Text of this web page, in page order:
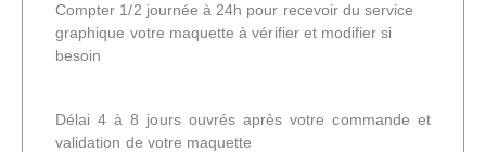
Compter 1/2 journée à 24h pour recevoir du service
graphique votre maquette à vérifier et modifier si
besoin
Délai 4 à 8 jours ouvrés après votre commande et
validation de votre maquette